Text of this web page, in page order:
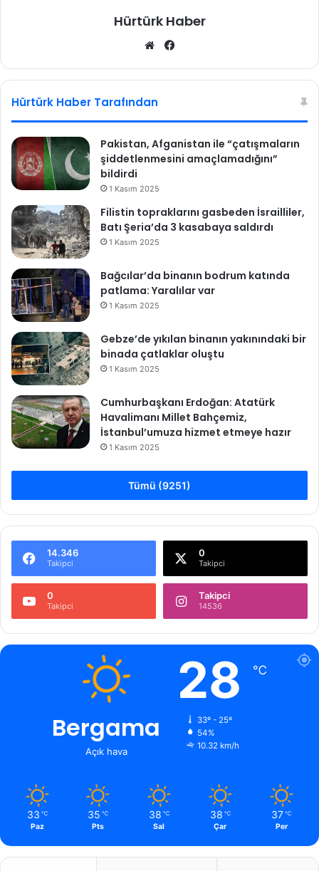
Hürtürk Haber
We
sit bo
Hürtürk Haber Tarafından
Pakistan, Afganistan ile “çatışmaların
şiddetlenmesini amaçlamadığını”
bildirdi
1 Kasım 2025
Filistin topraklarını gasbeden İsrailliler,
Batı Şeria’da 3 kasabaya saldırdı
1 Kasım 2025
Bağcılar’da binanın bodrum katında
patlama: Yaralılar var
1 Kasım 2025
Gebze’de yıkılan binanın yakınındaki bir
binada çatlaklar oluştu
1 Kasım 2025
Cumhurbaşkanı Erdoğan: Atatürk
Havalimanı Millet Bahçemiz,
İstanbul’umuza hizmet etmeye hazır
1 Kasım 2025
Tümü (9251)
14.346
Takipci
0
Takipci
0
Takipci
Takipci
14536
Bergama
Açık hava
28 ℃
33º - 25º
54%
10.32 km/h
33 ℃
Paz
35 ℃
Pts
38 ℃
Sal
38 ℃
Çar
37 ℃
Per